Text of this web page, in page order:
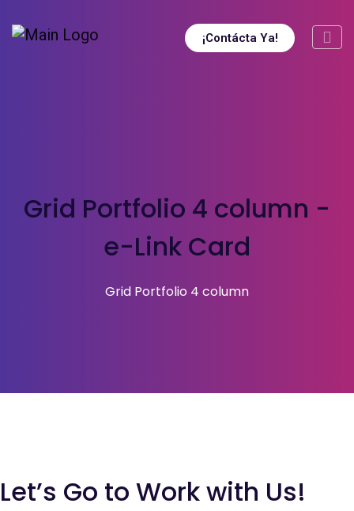
¡Contácta Ya!
Grid Portfolio 4 column -
e-Link Card
Grid Portfolio 4 column
Let’s Go to Work with Us!